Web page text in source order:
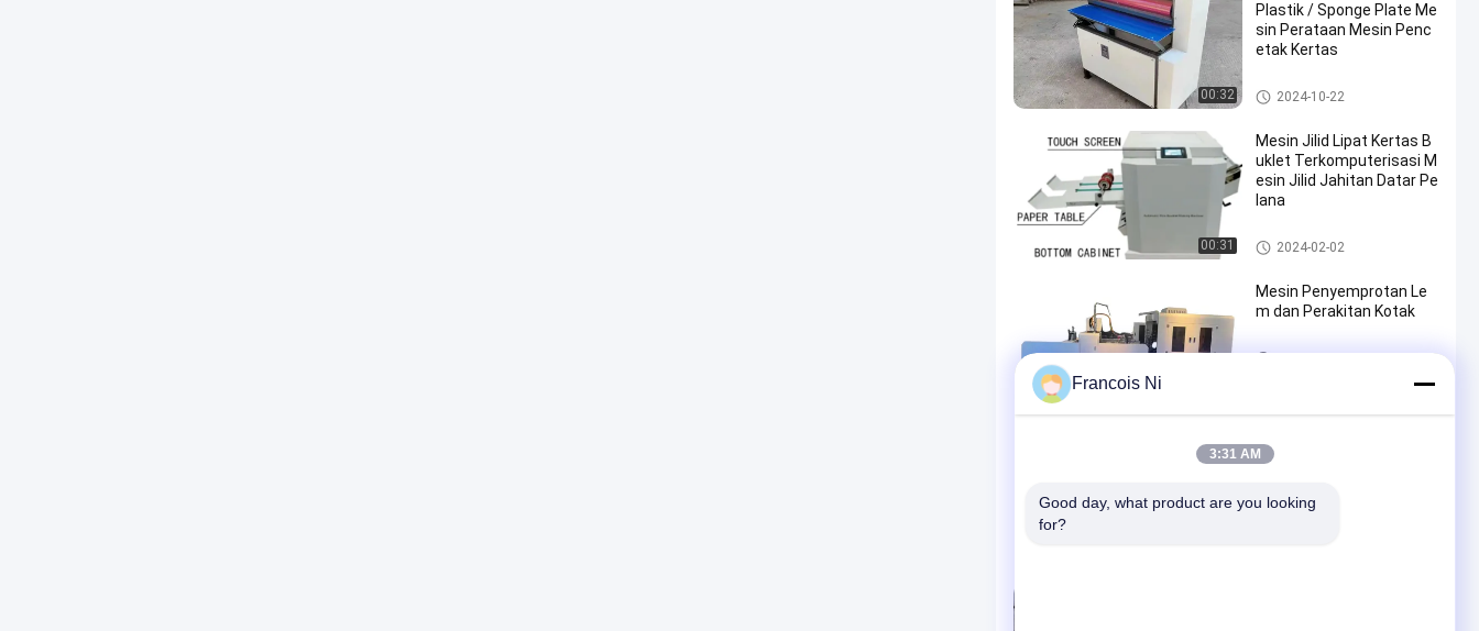
00:32
Plastik / Sponge Plate Me
sin Perataan Mesin Penc
etak Kertas
Laser cutting mesin
2024-10-22
00:31
Mesin Jilid Lipat Kertas B
uklet Terkomputerisasi M
esin Jilid Jahitan Datar Pe
lana
Laser cutting mesin
2024-02-02
Mesin Penyemprotan Le
m dan Perakitan Kotak
Laser cutting mesin
Mesin Pembuat Pertinax
berkecepatan tinggi
Laser cutting mesin
2026-06-04
Francois Ni
3:31 AM
Good day, what product are you looking
for?